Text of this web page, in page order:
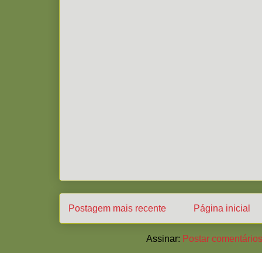
Postagem mais recente Página inicial
Assinar: Postar